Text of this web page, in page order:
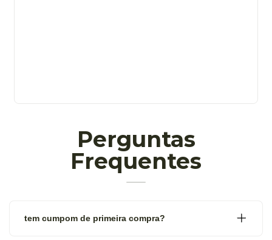
Perguntas
Frequentes
tem cumpom de primeira compra?